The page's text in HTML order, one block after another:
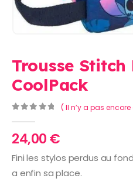
Trousse Stitch
CoolPack
( Il n’y a pas encore
24,00€
Fini les stylos perdus au
a enfin sa place.